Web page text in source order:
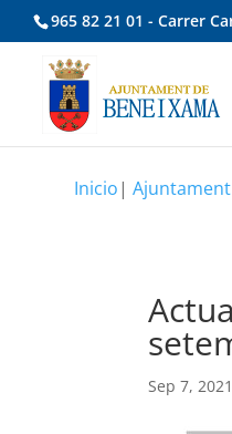
965 82 21 01 - Carrer
Inicio|
Sep 7, 2021